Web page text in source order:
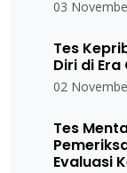
03
Tes
Diri di
02
Tes
Evaluasi